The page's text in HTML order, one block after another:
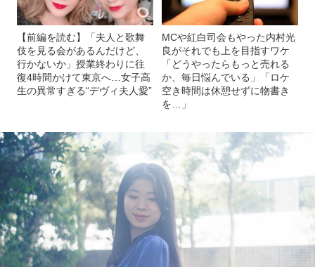
【前編を読む】「夫人と歌舞
伎を見る会があるんだけど、
行かないか」授業終わりに往
復4時間かけて東京へ…女子高
生の異常すぎる“デヴィ夫人愛”
MCや紅白司会もやった内村光
良がそれでも上を目指すワケ
「どうやったらもっと売れる
か、毎日悩んでいる」「ロケ
空き時間は休憩せずに物書き
を…」